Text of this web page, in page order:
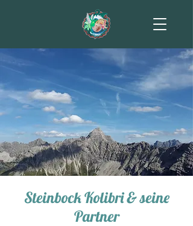
Steinbock Kolibri & seine
Partner